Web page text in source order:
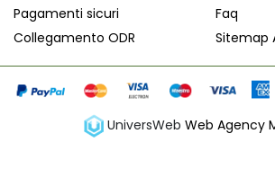
Pagamenti sicuri
Collegamento ODR
Faq
Sitemap
UniversWeb Web Agency